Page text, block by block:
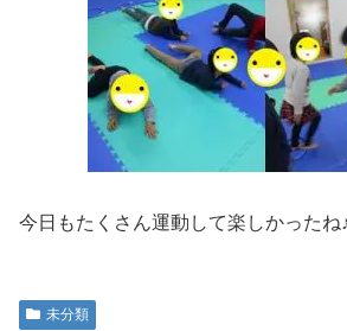
今日もたくさん運動して楽しかったね
未分類